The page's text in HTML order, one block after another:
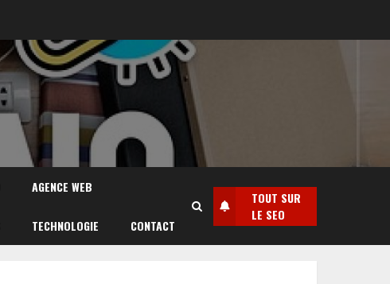
AGENCE WEB
TECHNOLOGIE CONTACT
TOUT SUR
LE SEO